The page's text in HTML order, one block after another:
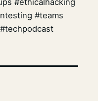
#ethicalhacking
#teams